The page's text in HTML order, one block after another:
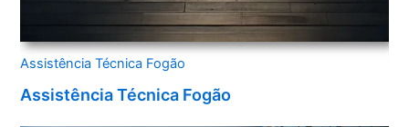
Assistência Técnica Fogão
Assistência Técnica Fogão